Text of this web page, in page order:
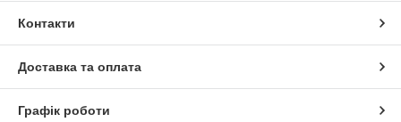
Контакти
Доставка та оплата
Графік роботи